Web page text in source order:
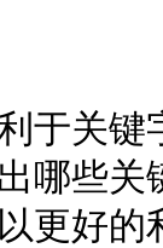
于关
哪些
更好